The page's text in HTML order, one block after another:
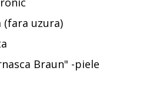
(fara uzura)
Braun" -piele